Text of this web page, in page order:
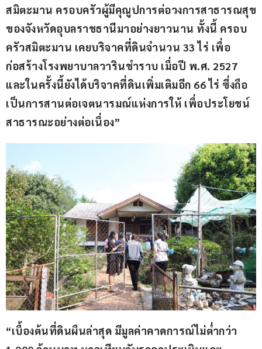
สมิตะมาน ครอบครัวผู้มีคุณูปการต่อวงการสาธารณสุข
ของจังหวัดอุบลราชธานีมาอย่างยาวนาน ทั้งนี้ ครอบ
ครัวสมิตะมาน เคยบริจาคที่ดินจำนวน 33 ไร่ เพื่อ
ก่อสร้างโรงพยาบาลวารินชำราบ เมื่อปี พ.ศ. 2527
และในครั้งนี้ยังได้บริจาคที่ดินเพิ่มเติมอีก 66 ไร่ ซึ่งถือ
เป็นการสานต่อเจตนารมณ์แห่งการให้ เพื่อประโยชน์
สาธารณะอย่างต่อเนื่อง”
“เบื้องต้นที่ดินผืนล่าสุด มีมูลค่าคาดการณ์ไม่ต่ำกว่า